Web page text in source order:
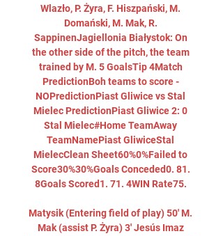
Wlazło, P. Żyra, F. Hiszpański, M.
Domański, M. Mak, R.
SappinenJagiellonia Białystok: On
the other side of the pitch, the team
trained by M. 5 GoalsTip 4Match
PredictionBoh teams to score -
NOPredictionPiast Gliwice vs Stal
Mielec PredictionPiast Gliwice 2: 0
Stal Mielec#Home TeamAway
TeamNamePiast GliwiceStal
MielecClean Sheet60%0%Failed to
Score30%30%Goals Conceded0. 81.
8Goals Scored1. 71. 4WIN Rate75.
Matysik (Entering field of play) 50' M.
Mak (assist P. Żyra) 3' Jesús Imaz